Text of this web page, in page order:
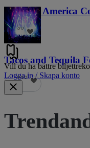
Voices of America
36
Tacos and Tequila
689
Vill du ha bättre
Logga in / Skapa konto